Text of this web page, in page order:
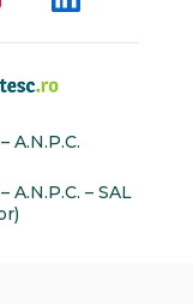
A.N.P.C.
A.N.P.C. – SAL